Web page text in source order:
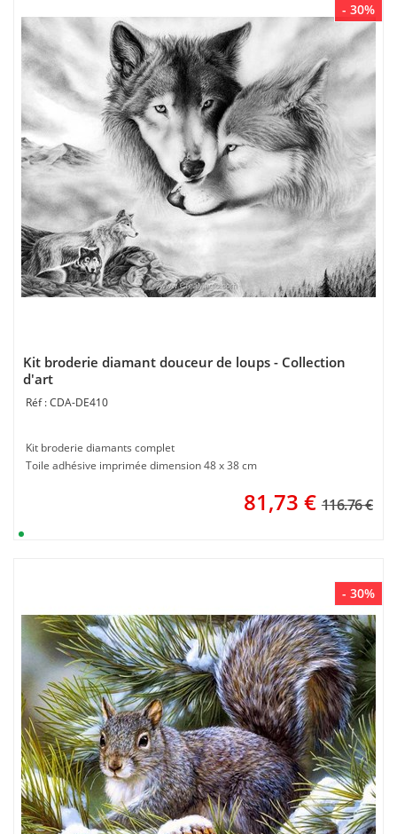
- 30%
Kit broderie diamant douceur de loups - Collection
d'art
CDA-DE410
Kit broderie diamants complet
Toile adhésive imprimée dimension 48 x 38 cm
81,73 € 116.76 €
- 30%